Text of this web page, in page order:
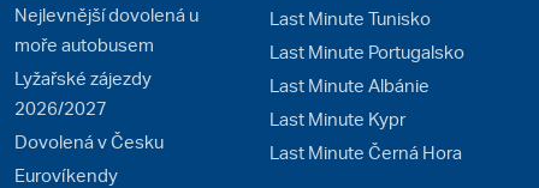
Nejlevnější dovolená u
moře autobusem
Lyžařské zájezdy
2026/2027
Dovolená v Česku
Eurovíkendy
Last Minute Tunisko
Last Minute Portugalsko
Last Minute Albánie
Last Minute Kypr
Last Minute Černá Hora